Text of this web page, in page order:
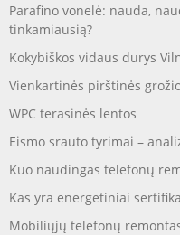
Parafino vonelė: nauda,
tinkamiausią?
Kokybiškos vidaus durys
Vienkartinės pirštinės
WPC terasinės lentos
Eismo srauto tyrimai –
Kuo naudingas telefonų
Kas yra energetiniai
Mobiliųjų telefonų